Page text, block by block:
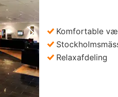
Næste billede
Komfortable
Relaxafdeling